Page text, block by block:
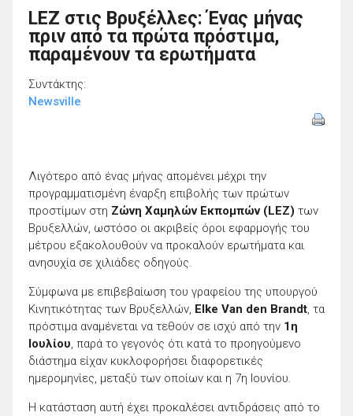
LEZ στις Βρυξέλλες: Ένας μήνας
πριν από τα πρώτα πρόστιμα,
παραμένουν τα ερωτήματα
Συντάκτης:
Newsville
Λιγότερο από ένας μήνας απομένει μέχρι την
προγραμματισμένη έναρξη επιβολής των πρώτων
προστίμων στη Ζώνη Χαμηλών Εκπομπών (LEZ) των
Βρυξελλών, ωστόσο οι ακριβείς όροι εφαρμογής του
μέτρου εξακολουθούν να προκαλούν ερωτήματα και
ανησυχία σε χιλιάδες οδηγούς.
Σύμφωνα με επιβεβαίωση του γραφείου της υπουργού
Κινητικότητας των Βρυξελλών, Elke Van den Brandt, τα
πρόστιμα αναμένεται να τεθούν σε ισχύ από την 1η
Ιουλίου, παρά το γεγονός ότι κατά το προηγούμενο
διάστημα είχαν κυκλοφορήσει διαφορετικές
ημερομηνίες, μεταξύ των οποίων και η 7η Ιουνίου.
Η κατάσταση αυτή έχει προκαλέσει αντιδράσεις από το